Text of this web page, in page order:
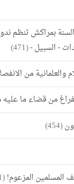
بمراكش تنظم
- السبيل -(471)
والعلمانية من
من قضاء ما
(454)
المسلمين المزعوم!(451)